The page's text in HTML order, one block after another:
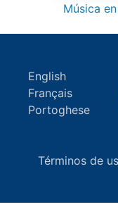
Música
English
Français
Portoghese
Términos de